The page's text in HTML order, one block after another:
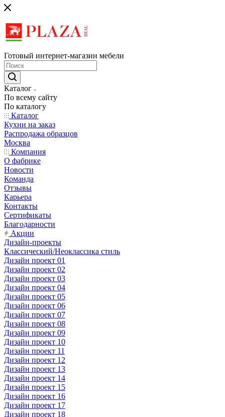
Готовый интернет-магазин мебели
Каталог
По всему сайту
По каталогу
Каталог
Кухни на заказ
Распродажа образцов
Москва
Компания
О фабрике
Новости
Команда
Отзывы
Карьера
Контакты
Сертификаты
Благодарности
Акции
Дизайн-проекты
Классический/Неоклассика стиль
Дизайн проект 01
Дизайн проект 02
Дизайн проект 03
Дизайн проект 04
Дизайн проект 05
Дизайн проект 06
Дизайн проект 07
Дизайн проект 08
Дизайн проект 09
Дизайн проект 10
Дизайн проект 11
Дизайн проект 12
Дизайн проект 13
Дизайн проект 14
Дизайн проект 15
Дизайн проект 16
Дизайн проект 17
Дизайн проект 18